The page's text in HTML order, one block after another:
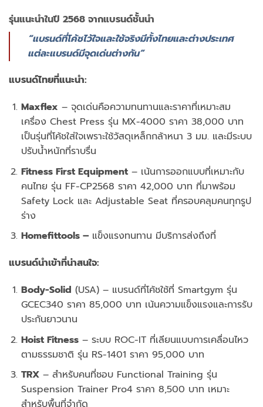
รุ่นแนะนำในปี 2568 จากแบรนด์ชั้นนำ
“แบรนด์ที่โค้ชไว้ใจและใช้จริงมีทั้งไทยและต่างประเทศ
แต่ละแบรนด์มีจุดเด่นต่างกัน”
แบรนด์ไทยที่แนะนำ:
Maxflex – จุดเด่นคือความทนทานและราคาที่เหมาะสม
เครื่อง Chest Press รุ่น MX-4000 ราคา 38,000 บาท
เป็นรุ่นที่โค้ชใส่ใจเพราะใช้วัสดุเหล็กกล้าหนา 3 มม. และมีระบบ
ปรับน้ำหนักที่ราบรื่น
Fitness First Equipment– เน้นการออกแบบที่เหมาะกับ
คนไทย รุ่น FF-CP2568 ราคา 42,000 บาท ที่มาพร้อม
Safety Lock และ Adjustable Seat ที่ครอบคลุมคนทุกรูป
ร่าง
Homefittools – แข็งแรงทนทาน มีบริการส่งถึงที่
แบรนด์นำเข้าที่น่าสนใจ:
Body-Solid (USA) – แบรนด์ที่โค้ชใช้ที่ Smartgym รุ่น
GCEC340 ราคา 85,000 บาท เน้นความแข็งแรงและการรับ
ประกันยาวนาน
Hoist Fitness– ระบบ ROC-IT ที่เลียนแบบการเคลื่อนไหว
ตามธรรมชาติ รุ่น RS-1401 ราคา 95,000 บาท
TRX– สำหรับคนที่ชอบ Functional Training รุ่น
Suspension Trainer Pro4 ราคา 8,500 บาท เหมาะ
สำหรับพื้นที่จำกัด